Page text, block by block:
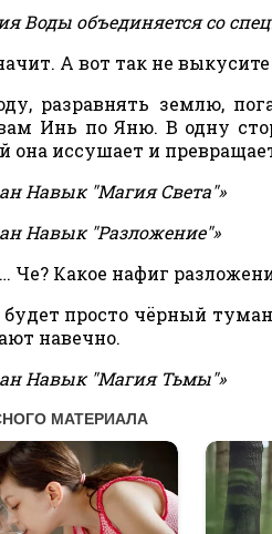
Воды объединяется со
А вот так не
разравнять землю,
Инь по Яню. В одну
она иссушает и
Навык "Магия Света"»
Навык "Разложение"»
Че? Какое нафиг
будет просто чёрный
навечно.
Навык "Магия Тьмы"»